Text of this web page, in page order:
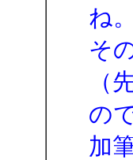
ね。
そ
（
の
加